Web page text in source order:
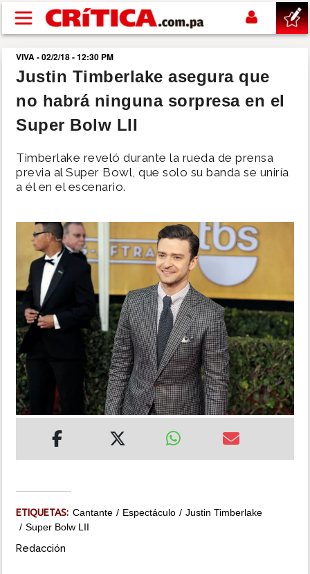
Pasar al contenido principal
buscar
SUCESOS
POLÍTICA
DEPORTES
MUNDO
INSÓLITAS
MULTIMEDIA
IMPRESO
VIVA - 02/2/18 - 12:30 PM
Justin Timberlake asegura que
no habrá ninguna sorpresa en el
Super Bolw LII
Timberlake reveló durante la rueda de prensa
previa al Super Bowl, que solo su banda se uniría
a él en el escenario.
ETIQUETAS: Cantante Espectáculo
Justin Timberlake
Super Bolw LII
Redacción